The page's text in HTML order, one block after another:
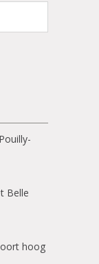
Belle
hoog